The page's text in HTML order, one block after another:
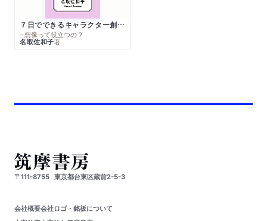
７日でできるキャラクター創作入門
─想像って役立つの？
名取佐和子著
〒111-8755 東京都台東区蔵前2-5-3
会社概要会社ロゴ・銘板について